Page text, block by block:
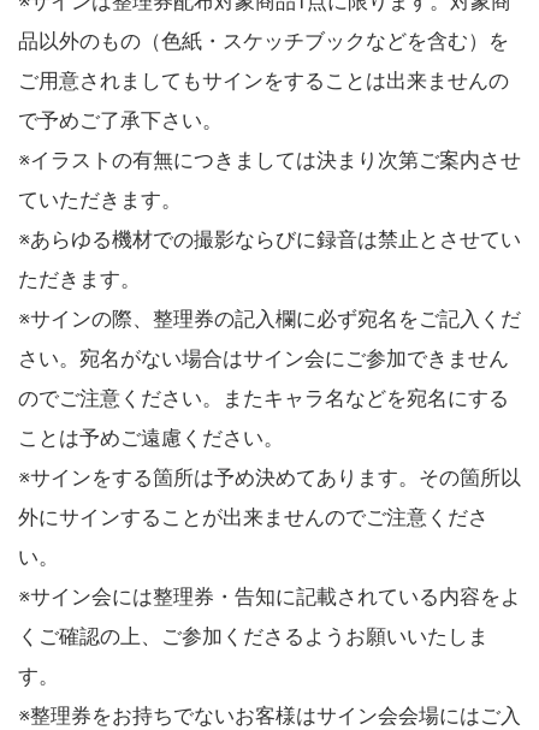
品以外のもの（色紙・スケッチブックなどを含む）を
ご用意されましてもサインをすることは出来ませんの
で予めご了承下さい。
※イラストの有無につきましては決まり次第ご案内させ
ていただきます。
※あらゆる機材での撮影ならびに録音は禁止とさせてい
ただきます。
※サインの際、整理券の記入欄に必ず宛名をご記入くだ
さい。宛名がない場合はサイン会にご参加できません
のでご注意ください。またキャラ名などを宛名にする
ことは予めご遠慮ください。
※サインをする箇所は予め決めてあります。その箇所以
外にサインすることが出来ませんのでご注意くださ
い。
※サイン会には整理券・告知に記載されている内容をよ
くご確認の上、ご参加くださるようお願いいたしま
す。
※整理券をお持ちでないお客様はサイン会会場にはご入